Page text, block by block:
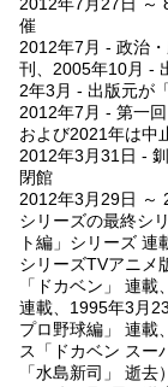
催
2012年7月 - 政治
刊、2005年10月 -
2年3月 - 出版元が
2012年7月 - 第一
および2021年は中
2012年3月31日 -
閉館
2012年3月29日 ～
シリーズの最終シ
ト編」シリーズ
シリーズTVアニメ
「ドカベン」 連
連載、1995年3月
プロ野球編」 連載
ス「ドカベン スー
「水島新司」 逝去）